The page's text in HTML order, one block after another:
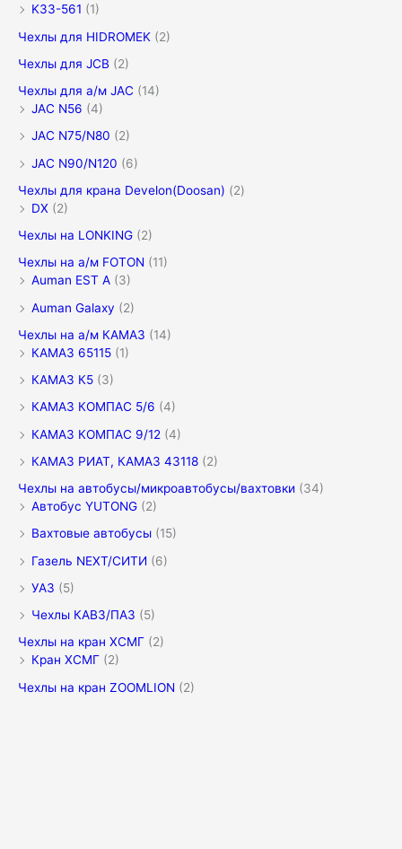
K33-561 (1)
Чехлы для HIDROMEK (2)
Чехлы для JCB (2)
Чехлы для а/м JAC (14)
JAC N56 (4)
JAC N75/N80 (2)
JAC N90/N120 (6)
Чехлы для крана Develon(Doosan) (2)
DX (2)
Чехлы на LONKING (2)
Чехлы на а/м FOTON (11)
Auman EST A (3)
Auman Galaxy (2)
Чехлы на а/м КАМАЗ (14)
КАМАЗ 65115 (1)
КАМАЗ К5 (3)
КАМАЗ КОМПАС 5/6 (4)
КАМАЗ КОМПАС 9/12 (4)
КАМАЗ РИАТ, КАМАЗ 43118 (2)
Чехлы на автобусы/микроавтобусы/вахтовки (34)
Автобус YUTONG (2)
Вахтовые автобусы (15)
Газель NEXT/СИТИ (6)
УАЗ (5)
Чехлы КАВЗ/ПАЗ (5)
Чехлы на кран XCMГ (2)
Кран XCMГ (2)
Чехлы на кран ZOOMLION (2)